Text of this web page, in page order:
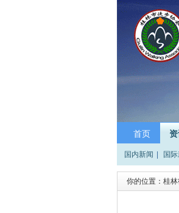
首页
国内新闻 国
你的位置： 桂林